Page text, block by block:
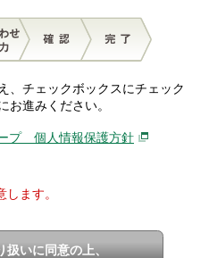
、チェックボックスにチェック
お進みください。
プ 個人情報保護方針
ます。
扱いに同意の上、